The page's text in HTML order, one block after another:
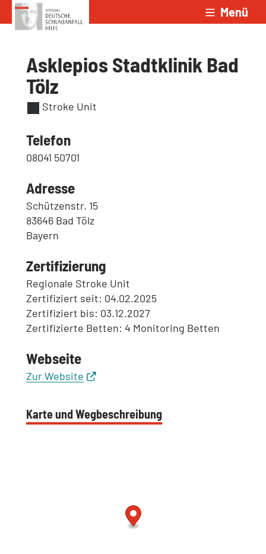
Zum Inhalt springen Menü
Asklepios Stadtklinik Bad
Tölz
Stroke Unit
Telefon
08041 50701
Adresse
Schützenstr. 15
83646 Bad Tölz
Bayern
Zertifizierung
Regionale Stroke Unit
Zertifiziert seit: 04.02.2025
Zertifiziert bis: 03.12.2027
Zertifizierte Betten: 4 Monitoring Betten
Webseite
Zur Website
Karte und Wegbeschreibung